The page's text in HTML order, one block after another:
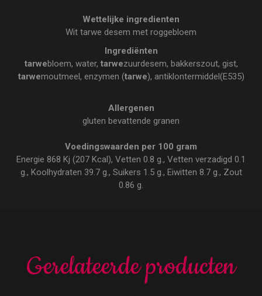
Wettelijke ingredienten
Wit tarwe desem met roggebloem
Ingrediënten
tarwebloem, water, tarwezuurdesem, bakkerszout, gist,
tarwemoutmeel, enzymen (tarwe), antiklontermiddel(E535)
Allergenen
gluten bevattende granen
Voedingswaarden per 100 gram
Energie 868 Kj (207 Kcal), Vetten 0.8 g., Vetten verzadigd 0.1
g., Koolhydraten 39.7 g., Suikers 1.5 g., Eiwitten 8.7 g., Zout
0.86 g.
Gerelateerde producten